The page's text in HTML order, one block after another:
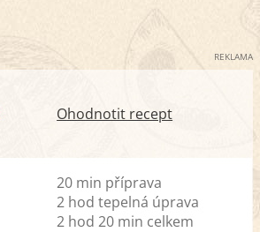
REKLAMA
Ohodnotit recept
20 min příprava
2 hod tepelná úprava
2 hod 20 min celkem